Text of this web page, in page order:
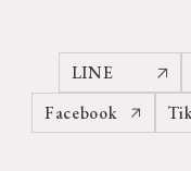
LINE
Facebook